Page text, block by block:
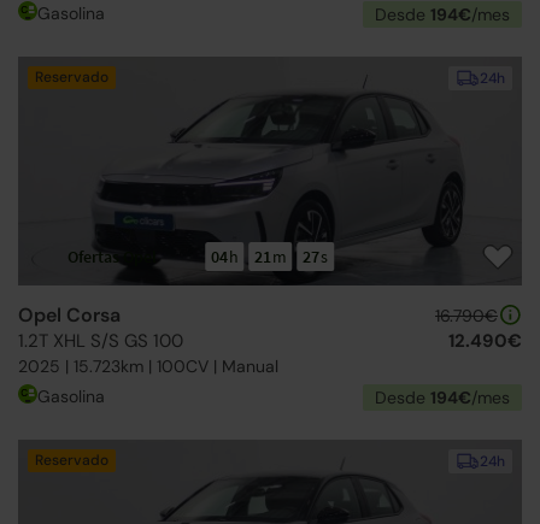
Gasolina Desde 194€/mes
24h
Reservado
Ofertas Opel 04h 21m 26s
Opel Corsa
1.2T XHL S/S GS 100
2025 | 15.723km | 100CV | Manual
16.790€
12.490€
Gasolina Desde 194€/mes
24h
Reservado